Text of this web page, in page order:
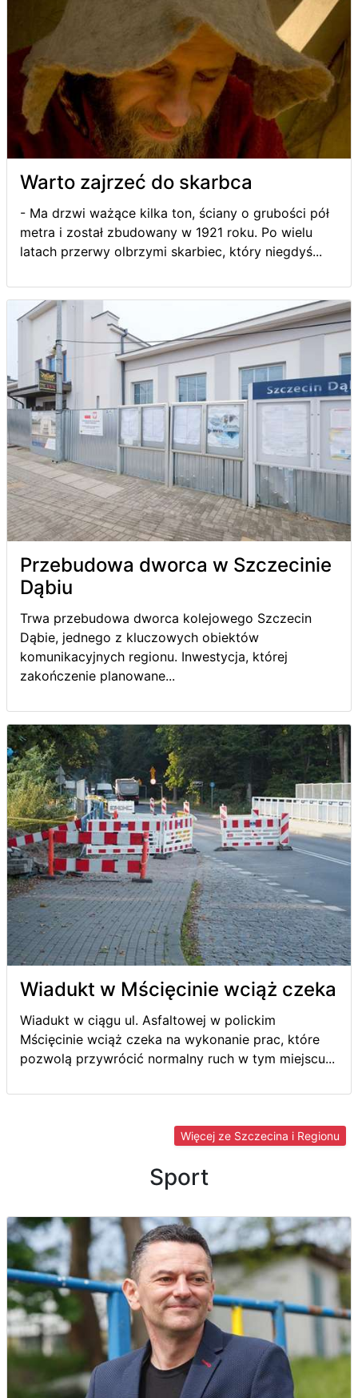
Warto zajrzeć do skarbca
- Ma drzwi ważące kilka ton, ściany o grubości pół
metra i został zbudowany w 1921 roku. Po wielu
latach przerwy olbrzymi skarbiec, który niegdyś...
Przebudowa dworca w Szczecinie
Dąbiu
Trwa przebudowa dworca kolejowego Szczecin
Dąbie, jednego z kluczowych obiektów
komunikacyjnych regionu. Inwestycja, której
zakończenie planowane...
Wiadukt w Mścięcinie wciąż czeka
Wiadukt w ciągu ul. Asfaltowej w polickim
Mścięcinie wciąż czeka na wykonanie prac, które
pozwolą przywrócić normalny ruch w tym miejscu...
Więcej ze Szczecina i Regionu
Sport